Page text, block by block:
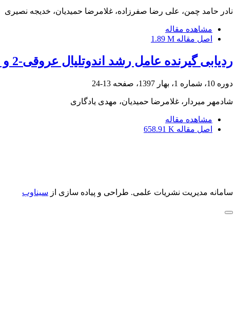
نادر حامد چمن، علی رضا صفرزاده، غلامرضا حمیدیان، خدیجه نصیری
مشاهده مقاله
اصل مقاله 1.89 M
ردیابی گیرنده عامل رشد اندوتلیال عروقی-2 و حجم عروق ریوی پس از 6 هفته تمرین تناوبی شدید
دوره 10، شماره 1، بهار 1397، صفحه 13-24
شادمهر میردار، غلامرضا حمیدیان، مهدی یادگاری
مشاهده مقاله
اصل مقاله 658.91 K
سامانه مدیریت نشریات علمی. طراحی و پیاده سازی از سیناوب